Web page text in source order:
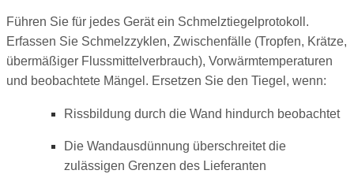
Führen Sie für jedes Gerät ein Schmelztiegelprotokoll.
Erfassen Sie Schmelzzyklen, Zwischenfälle (Tropfen, Krätze,
übermäßiger Flussmittelverbrauch), Vorwärmtemperaturen
und beobachtete Mängel. Ersetzen Sie den Tiegel, wenn:
Rissbildung durch die Wand hindurch beobachtet
Die Wandausdünnung überschreitet die
zulässigen Grenzen des Lieferanten